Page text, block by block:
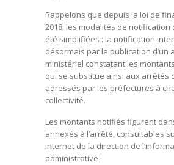
Rappelons que depuis la loi de
2018, les modalités de notification
été simplifiées : la notification
désormais par la publication d’un
ministériel constatant les
qui se substitue ainsi aux arrêtés
adressés par les préfectures à
collectivité.
Les montants notifiés figurent
annexés à l’arrêté, consultables
internet de la direction de
administrative :